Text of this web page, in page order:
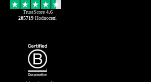
TrustScore 4.6
205719 Hodnocení